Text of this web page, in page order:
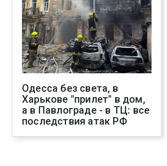
Одесса без света, в
Харькове "прилет" в дом,
а в Павлограде - в ТЦ: все
последствия атак РФ